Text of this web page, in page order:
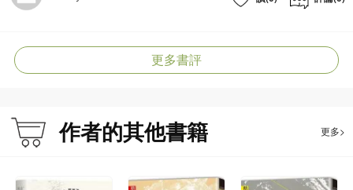
們。
識的字都叫過來了，指揮著它們在我面前排來排去，但最終只排出這麼一句：牠
是我最好的朋友，但牠離開我了。又倔強地排了一句：我好想念牠。
似乎忘記了最開始是為什麼想寫作。
總有聲音說，值得寫下、應該寫下的，是那種很重要的東西。過去的這麼多年，
在人心裏分量越重的東西，才越重要嗎？
更多書評
作者的其他書籍 更多>